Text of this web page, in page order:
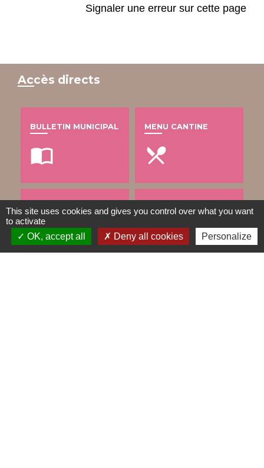
Signaler une erreur sur cette page
Accès directs
BULLETIN MUNICIPAL
import_contacts
MENU CANTINE
local_dining
TRAVAUX EN COURS
build
VOS DÉMARCHES
account_balance
This site uses cookies and gives you control over what you want
to activate
OK, accept all
Deny all cookies Personalize